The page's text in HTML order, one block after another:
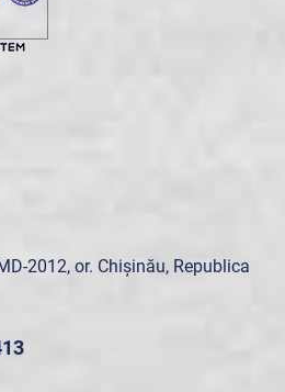
2012, or. Chișinău, Republica